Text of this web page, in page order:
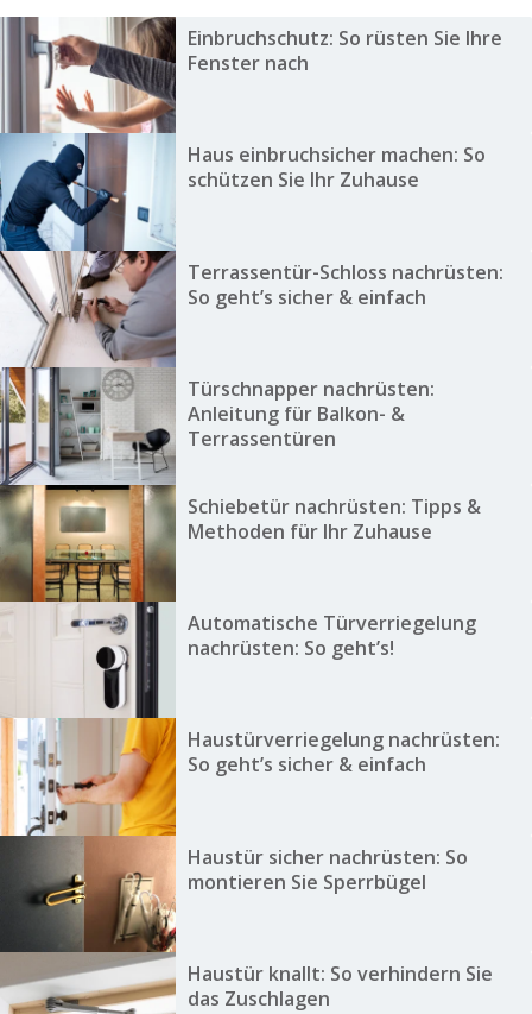
Einbruchschutz: So rüsten Sie Ihre
Fenster nach
Haus einbruchsicher machen: So
schützen Sie Ihr Zuhause
Terrassentür-Schloss nachrüsten:
So geht’s sicher & einfach
Türschnapper nachrüsten:
Anleitung für Balkon- &
Terrassentüren
Schiebetür nachrüsten: Tipps &
Methoden für Ihr Zuhause
Automatische Türverriegelung
nachrüsten: So geht’s!
Haustürverriegelung nachrüsten:
So geht’s sicher & einfach
Haustür sicher nachrüsten: So
montieren Sie Sperrbügel
Haustür knallt: So verhindern Sie
das Zuschlagen